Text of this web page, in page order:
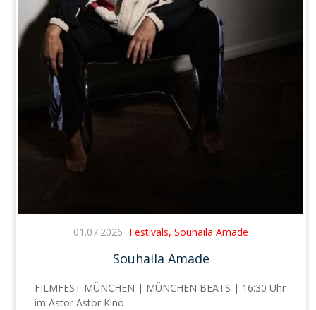
01.07.2026 Festivals, Souhaila Amade
Souhaila Amade
FILMFEST MÜNCHEN | MÜNCHEN BEATS | 16:30 Uhr
im Astor Astor Kino